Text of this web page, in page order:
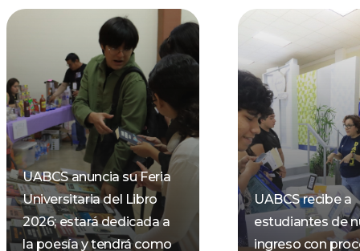
UABCS anuncia su Feria
Universitaria del Libro
2026; estará dedicada a
la poesía y tendrá como
UABCS recibe a
estudiantes de
ingreso con